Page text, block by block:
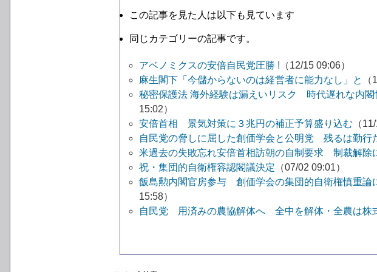
この記事を見た人は以下も見ています
同じカテゴリーの記事です。
アベノミクスの安倍自民党圧勝 ! （12/15 09:06）
麻生閣下「今儲からないのは経営者に能力なし」と
秘密保護法 海外経験は漏えいリスク 時代遅れな内
15:02）
安倍首相 景気対策に３兆円の補正予算盛り込む （
自民党の脅しに屈した創価学会と公明党 残るは勤行
米過去の失敗忘れ安倍首相訪朝の自制要求 制裁解除
祝・集団的自衛権容認閣議決定 （07/02 09:01）
飯島勲内閣官房参与 創価学会の集団的自衛権慎重論
15:58）
自民党 用済みの農協解体へ 全中を解体・全農は株